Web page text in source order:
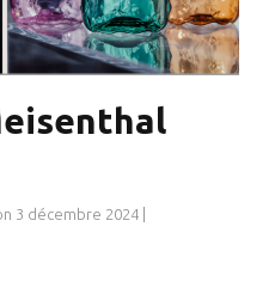
3 décembre 2024